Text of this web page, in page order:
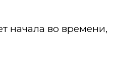
начала во времени,